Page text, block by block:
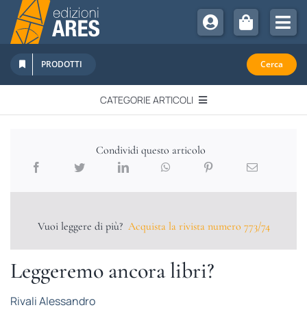
Salta
contenuto
Chi Siamo
Sostienici
Abbonamenti
Newsletter
Libri Ares
PRODOTTI Cerca
CATEGORIE ARTICOLI
QUADERNI MONOGRAFICI
RECENSIONI
Condividi questo articolo
Vuoi leggere di più? Acquista la rivista numero 773/74
Leggeremo ancora libri?
Rivali Alessandro